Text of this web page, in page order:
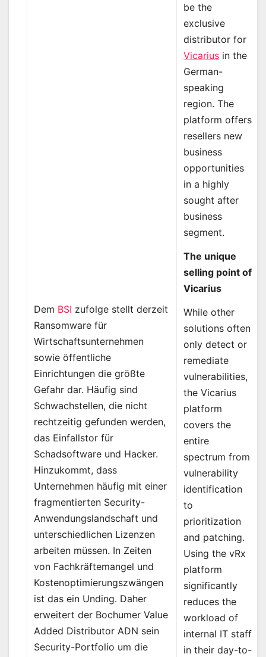
Dem BSI zufolge stellt derzeit
Ransomware für
Wirtschaftsunternehmen
sowie öffentliche
Einrichtungen die größte
Gefahr dar. Häufig sind
Schwachstellen, die nicht
rechtzeitig gefunden werden,
das Einfallstor für
Schadsoftware und Hacker.
Hinzukommt, dass
Unternehmen häufig mit einer
fragmentierten Security-
Anwendungslandschaft und
unterschiedlichen Lizenzen
arbeiten müssen. In Zeiten
von Fachkräftemangel und
Kostenoptimierungszwängen
ist das ein Unding. Daher
erweitert der Bochumer Value
Added Distributor ADN sein
Security-Portfolio um die
be the
exclusive
distributor for
Vicarius in the
German-
speaking
region. The
platform offers
resellers new
business
opportunities
in a highly
sought after
business
segment.
The unique
selling point of
Vicarius
While other
solutions often
only detect or
remediate
vulnerabilities,
the Vicarius
platform
covers the
entire
spectrum from
vulnerability
identification
to
prioritization
and patching.
Using the vRx
platform
significantly
reduces the
workload of
internal IT staff
in their day-to-